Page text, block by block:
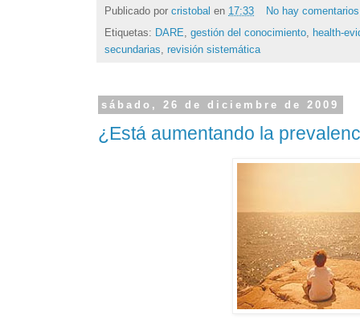
Publicado por cristobal en 17:33
No hay
Etiquetas: DARE gestión del conocimiento
health-
secundarias revisión sistemática
sábado, 26 de diciembre de 2009
¿Está aumentando la